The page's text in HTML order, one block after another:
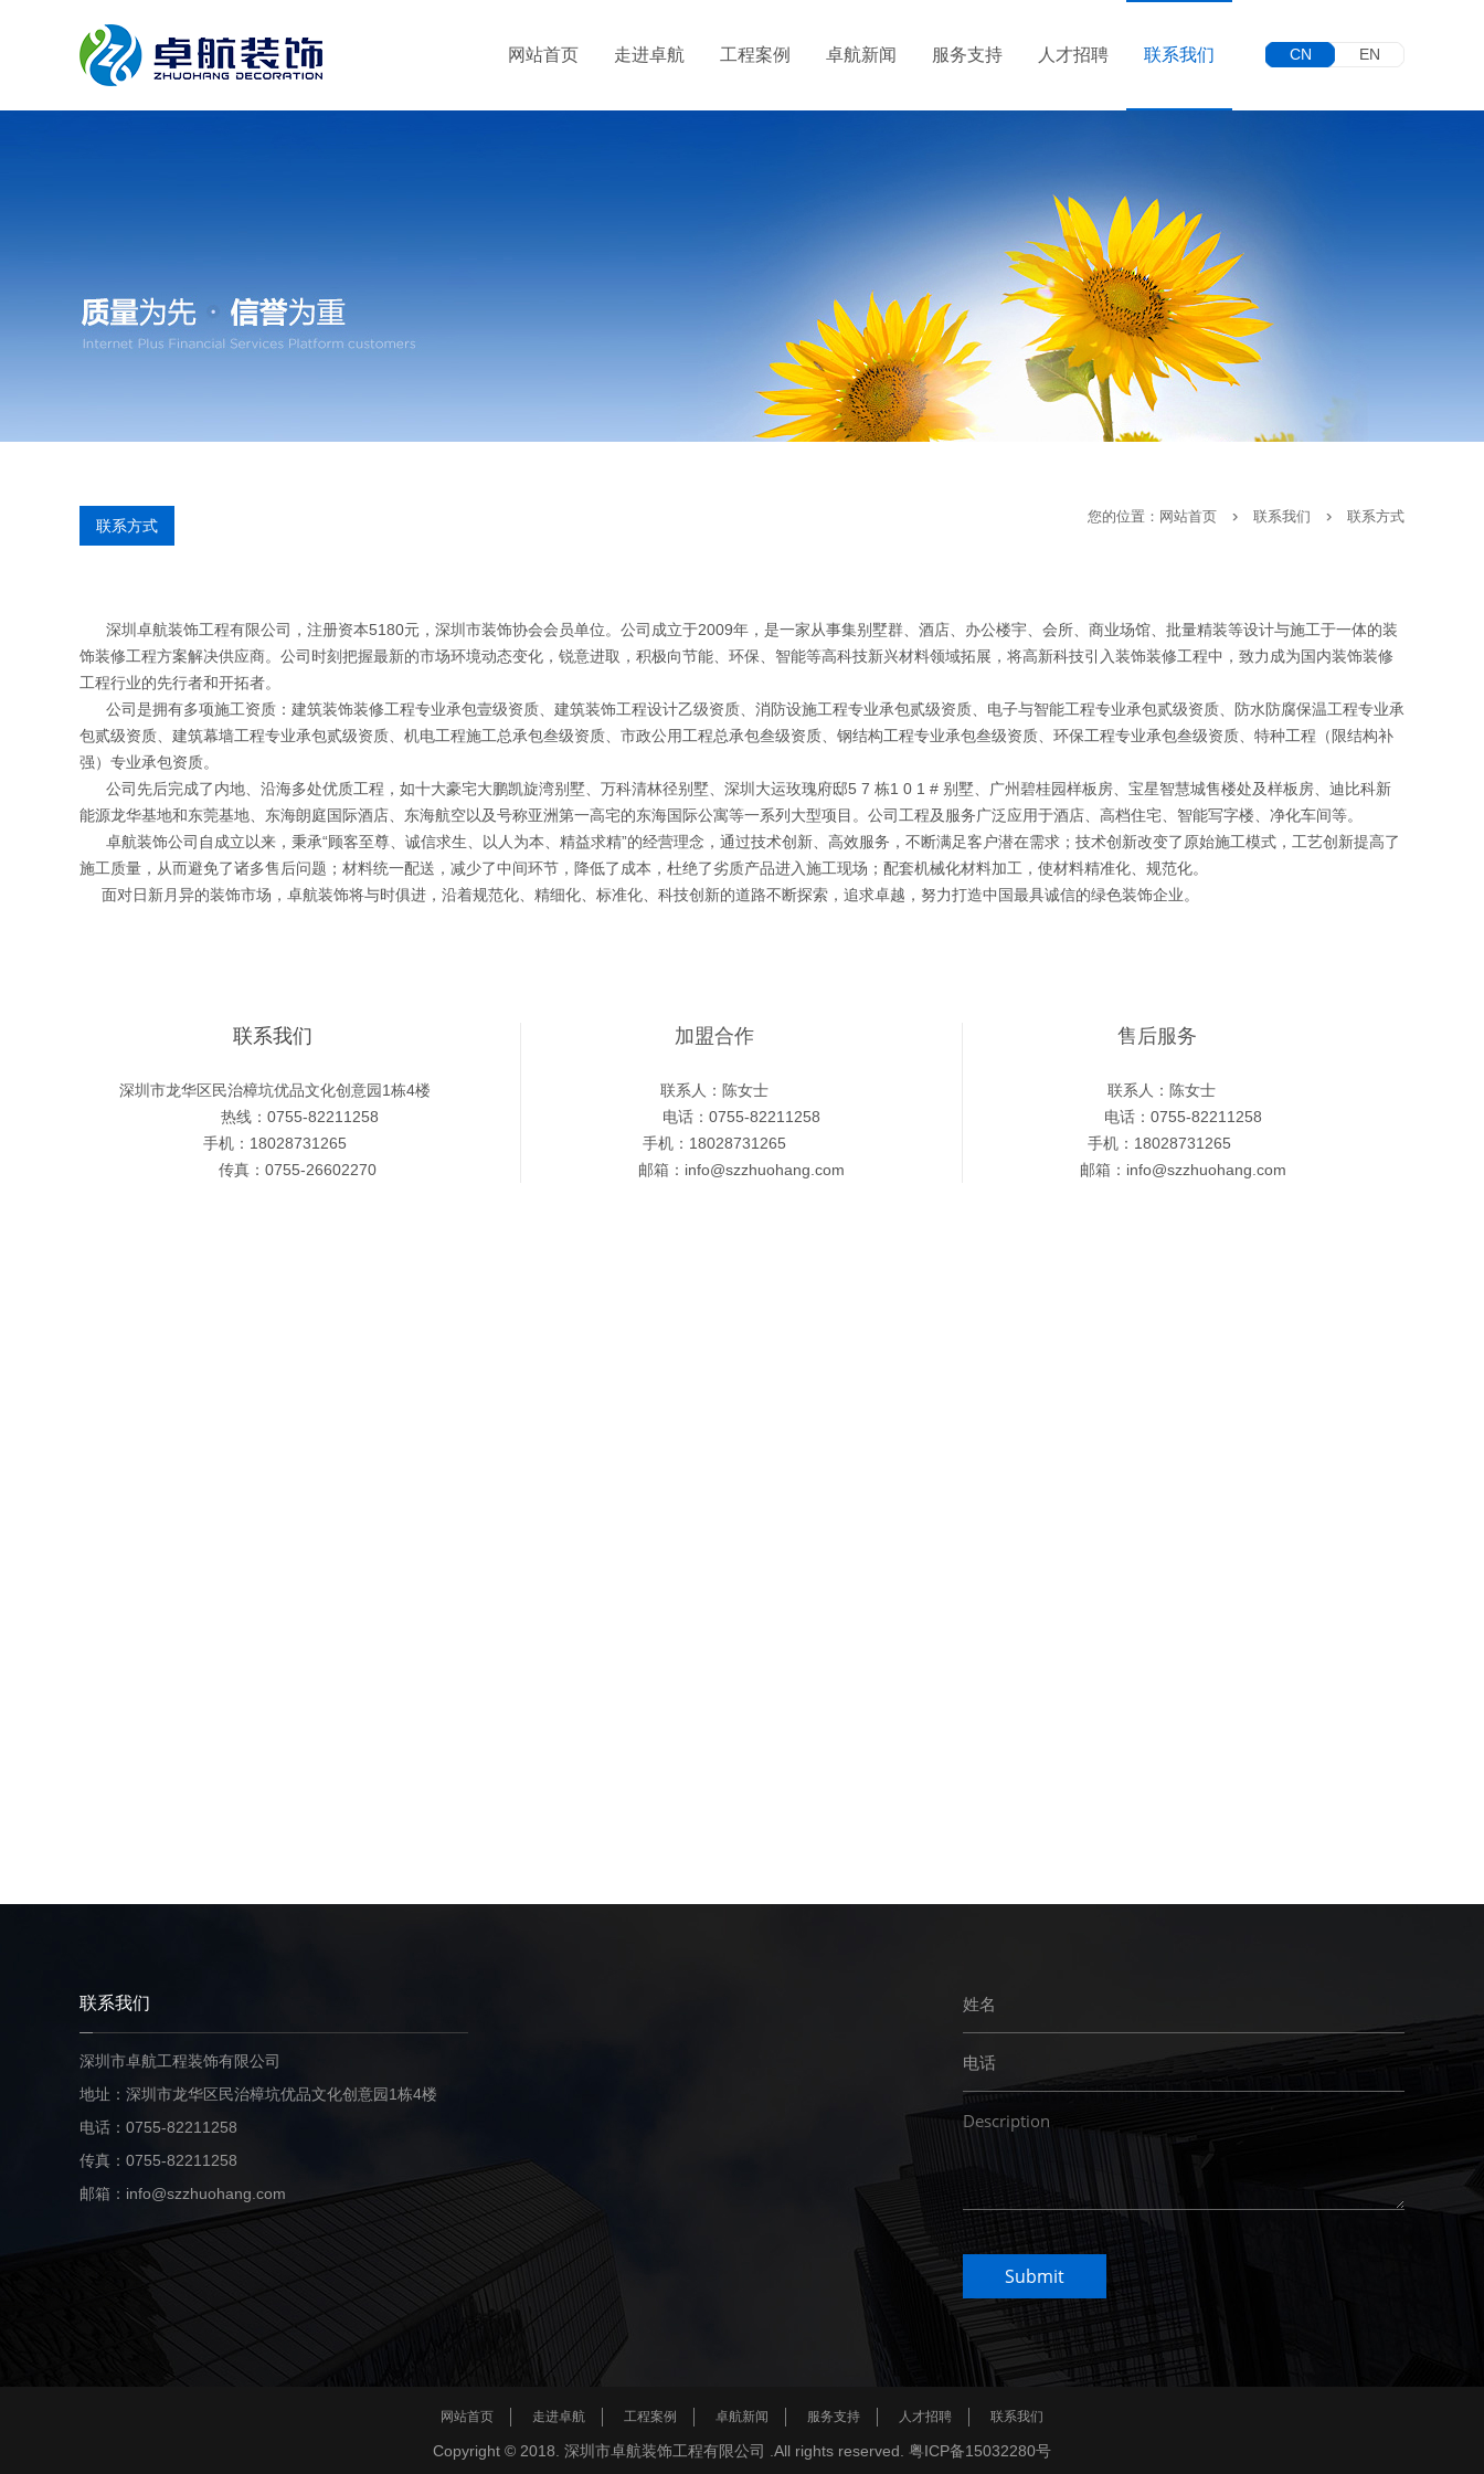
CN EN
网站首页 走进卓航 工程案例 卓航新闻 服务支持 人才招聘 联系我们
联系方式
您的位置： 网站首页 联系我们 联系方式
深圳卓航装饰工程有限公司，注册资本5180元，深圳市装饰协会会员单位。公司成立于2009年，是一家从事集别墅群、酒店、办公楼宇、会所、商业场馆、批量精装等设计与施工于一体的装
饰装修工程方案解决供应商。公司时刻把握最新的市场环境动态变化，锐意进取，积极向节能、环保、智能等高科技新兴材料领域拓展，将高新科技引入装饰装修工程中，致力成为国内装饰装修
工程行业的先行者和开拓者。
公司是拥有多项施工资质：建筑装饰装修工程专业承包壹级资质、建筑装饰工程设计乙级资质、消防设施工程专业承包贰级资质、电子与智能工程专业承包贰级资质、防水防腐保温工程专业承
包贰级资质、建筑幕墙工程专业承包贰级资质、机电工程施工总承包叁级资质、市政公用工程总承包叁级资质、钢结构工程专业承包叁级资质、环保工程专业承包叁级资质、特种工程（限结构补
强）专业承包资质。
公司先后完成了内地、沿海多处优质工程，如十大豪宅大鹏凯旋湾别墅、万科清林径别墅、深圳大运玫瑰府邸5 7 栋1 0 1 # 别墅、广州碧桂园样板房、宝星智慧城售楼处及样板房、迪比科新
能源龙华基地和东莞基地、东海朗庭国际酒店、东海航空以及号称亚洲第一高宅的东海国际公寓等一系列大型项目。公司工程及服务广泛应用于酒店、高档住宅、智能写字楼、净化车间等。
卓航装饰公司自成立以来，秉承“顾客至尊、诚信求生、以人为本、精益求精”的经营理念，通过技术创新、高效服务，不断满足客户潜在需求；技术创新改变了原始施工模式，工艺创新提高了
施工质量，从而避免了诸多售后问题；材料统一配送，减少了中间环节，降低了成本，杜绝了劣质产品进入施工现场；配套机械化材料加工，使材料精准化、规范化。
面对日新月异的装饰市场，卓航装饰将与时俱进，沿着规范化、精细化、标准化、科技创新的道路不断探索，追求卓越，努力打造中国最具诚信的绿色装饰企业。
联系我们
深圳市龙华区民治樟坑优品文化创意园1栋4楼
热线：0755-82211258
手机：18028731265
传真：0755-26602270
加盟合作
联系人：陈女士
电话：0755-82211258
手机：18028731265
邮箱：info@szzhuohang.com
售后服务
联系人：陈女士
电话：0755-82211258
手机：18028731265
邮箱：info@szzhuohang.com
联系我们
深圳市卓航工程装饰有限公司
地址：深圳市龙华区民治樟坑优品文化创意园1栋4楼
电话：0755-82211258
传真：0755-82211258
邮箱：info@szzhuohang.com
网站首页 走进卓航 工程案例 卓航新闻 服务支持 人才招聘 联系我们
Copyright © 2018. 深圳市卓航装饰工程有限公司 .All rights reserved. 粤ICP备15032280号